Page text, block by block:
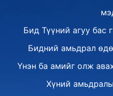
Бид Түүний агуу бас
Бидний амьдрал
Үнэн ба амийг олж
Хүний